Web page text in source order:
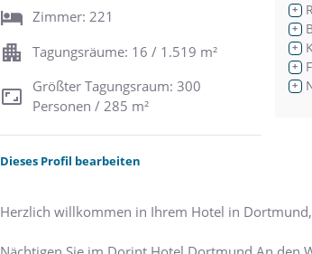
Zimmer: 221
Tagungsräume: 16 / 1.519 m²
Größter Tagungsraum: 300
Personen / 285 m²
Dieses Profil bearbeiten
+
+
+
+
+
Herzlich willkommen in Ihrem Hotel in